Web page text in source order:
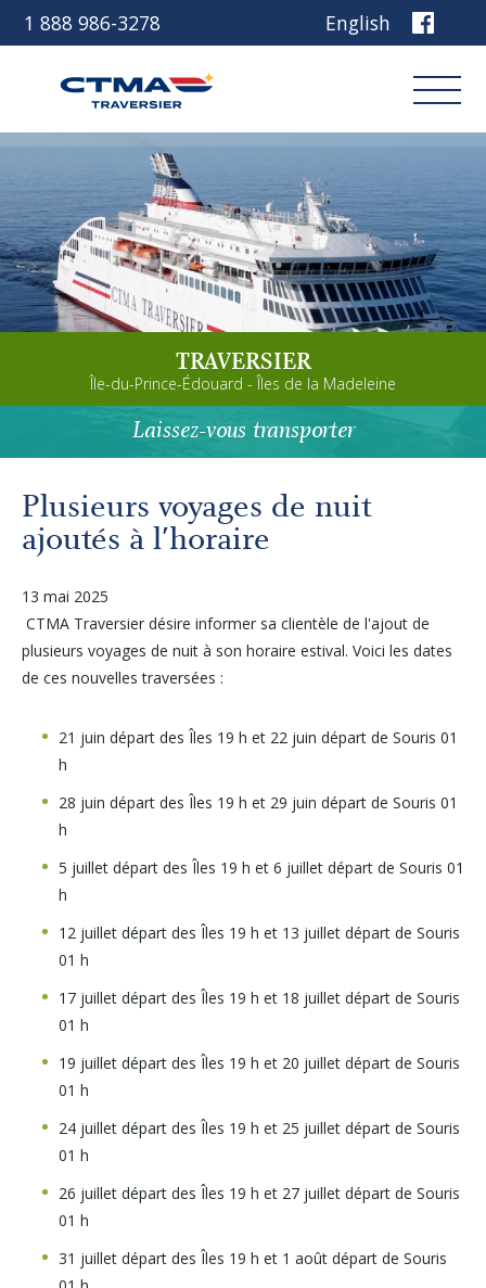
1 888 986-3278 English
Carrières
Infolettre
Découvrez notre navire
Planifiez votre voyage
Avant de partir
Autres services
Connexion
Réservez
TRAVERSIER
Île-du-Prince-Édouard - Îles de la Madeleine
Laissez-vous transporter
Plusieurs voyages de nuit
ajoutés à l'horaire
13 mai 2025
CTMA Traversier désire informer sa clientèle de l'ajout de
plusieurs voyages de nuit à son horaire estival. Voici les dates
de ces nouvelles traversées :
21 juin départ des Îles 19 h et 22 juin départ de Souris 01
h
28 juin départ des Îles 19 h et 29 juin départ de Souris 01
h
5 juillet départ des Îles 19 h et 6 juillet départ de Souris 01
h
12 juillet départ des Îles 19 h et 13 juillet départ de Souris
01 h
17 juillet départ des Îles 19 h et 18 juillet départ de Souris
01 h
19 juillet départ des Îles 19 h et 20 juillet départ de Souris
01 h
24 juillet départ des Îles 19 h et 25 juillet départ de Souris
01 h
26 juillet départ des Îles 19 h et 27 juillet départ de Souris
01 h
31 juillet départ des Îles 19 h et 1 août départ de Souris